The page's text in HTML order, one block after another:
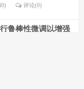
评论(0)
鲁棒性微调以增强